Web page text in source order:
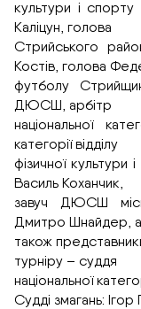
культури і
Каліцун, голова
Стрийського
Костів, голова
футболу
ДЮСШ, арбітр
національної
категорії відділу
фізичної культури
Василь Коханчик,
завуч ДЮСШ
Дмитро Шнайдер, а
також
турніру – суддя
національної
Судді змагань: